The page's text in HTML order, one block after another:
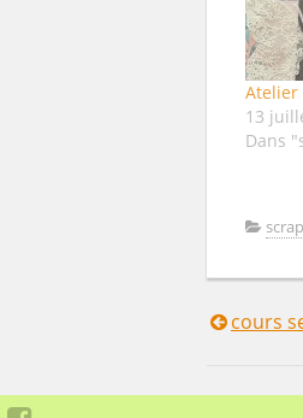
Atelier
13
Dans
scrap
de
cours